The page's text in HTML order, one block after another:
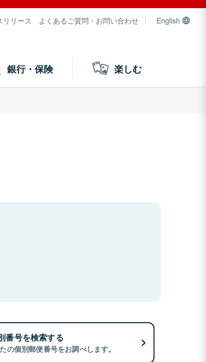
リリース よくあるご質問・お問い合わせ English
銀行・保険 楽しむ
番号を検索する
の個別郵便番号をお調べします。